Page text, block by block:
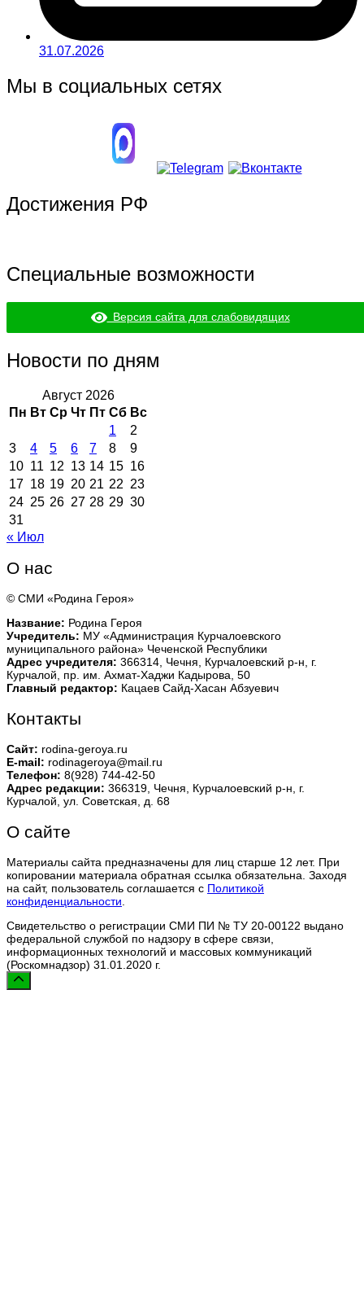
31.07.2026
Мы в социальных сетях
Достижения РФ
Специальные возможности
Версия сайта для слабовидящих
Новости по дням
Август 2026
Пн Вт Ср Чт Пт Сб Вс
1
2
3
4 5 6 7 8
9
10 11 12 13 14 15 16
17 18 19 20 21 22 23
24 25 26 27 28 29 30
31
« Июл
О нас
© СМИ «Родина Героя»
Название: Родина Героя
Учредитель: МУ «Администрация Курчалоевского
муниципального района» Чеченской Республики
Адрес учредителя: 366314, Чечня, Курчалоевский р-н, г.
Курчалой, пр. им. Ахмат-Хаджи Кадырова, 50
Главный редактор: Кацаев Сайд-Хасан Абзуевич
Контакты
Сайт: rodina-geroya.ru
E-mail: rodinageroya@mail.ru
Телефон: 8(928) 744-42-50
Адрес редакции: 366319, Чечня, Курчалоевский р-н, г.
Курчалой, ул. Советская, д. 68
О сайте
Материалы сайта предназначены для лиц старше 12 лет. При
копировании материала обратная ссылка обязательна. Заходя
на сайт, пользователь соглашается с Политикой
конфиденциальности